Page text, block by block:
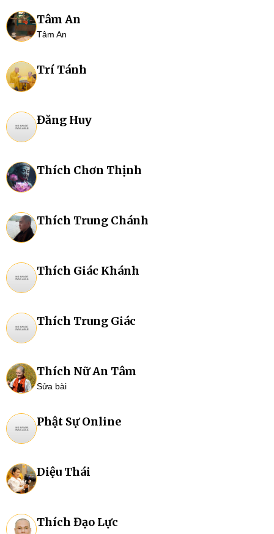
Tâm An
Tâm An
Trí Tánh
Đăng Huy
Thích Chơn Thịnh
Thích Trung Chánh
Thích Giác Khánh
Thích Trung Giác
Thích Nữ An Tâm
Sửa bài
Phật Sự Online
Diệu Thái
Thích Đạo Lực